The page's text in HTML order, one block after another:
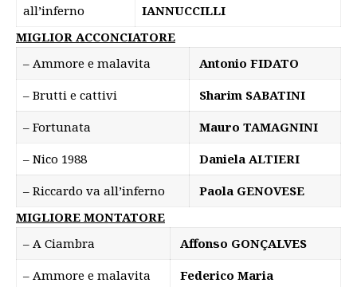
all’inferno
IANNUCCILLI
MIGLIOR ACCONCIATORE
– Ammore e malavita
Antonio FIDATO
– Brutti e cattivi
Sharim SABATINI
– Fortunata
Mauro TAMAGNINI
– Nico 1988
Daniela ALTIERI
– Riccardo va all’inferno
Paola GENOVESE
MIGLIORE MONTATORE
– A Ciambra
Affonso GONÇALVES
– Ammore e malavita
Federico Maria